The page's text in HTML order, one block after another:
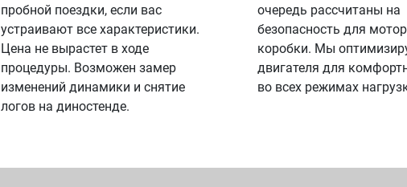
пробной поездки, если вас
устраивают все характеристики.
Цена не вырастет в ходе
процедуры. Возможен замер
изменений динамики и снятие
логов на диностенде.
очередь рассчитаны на
безопасность для
коробки. Мы
двигателя для
во всех режимах